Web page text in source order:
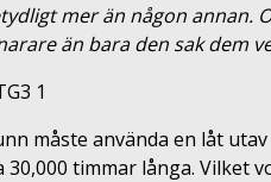
mer än någon
än bara den sak dem
måste använda en låt
30,000 timmar långa.